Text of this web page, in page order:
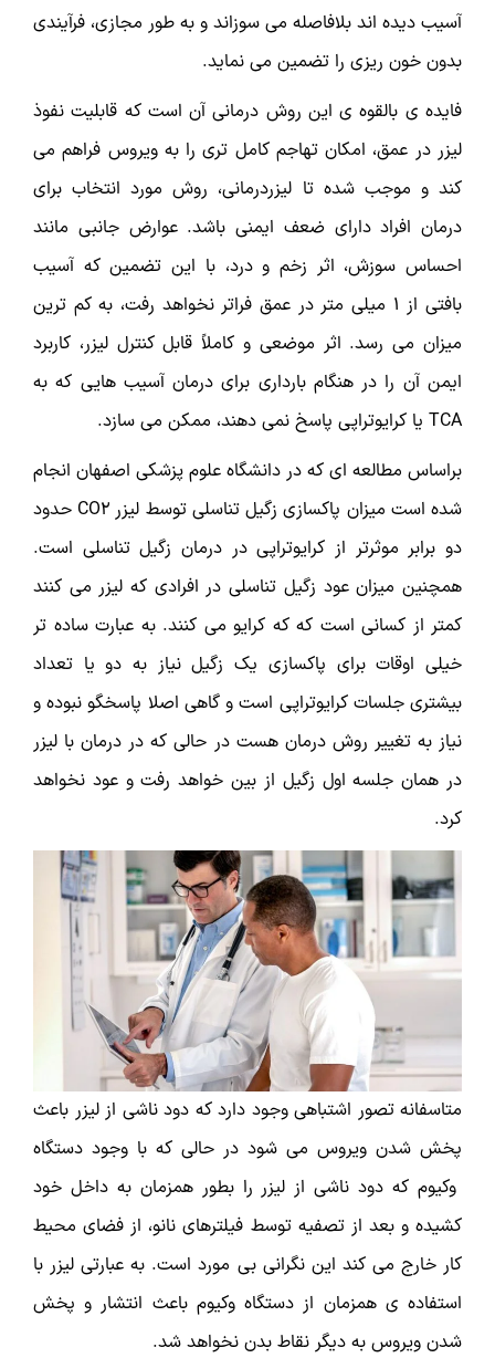
آسیب دیده اند بلافاصله می سوزاند و به طور مجازی، فرآیندی
بدون خون ریزی را تضمین می نماید.
فایده ی بالقوه ی این روش درمانی آن است که قابلیت نفوذ
لیزر در عمق، امکان تهاجم کامل تری را به ویروس فراهم می
کند و موجب شده تا لیزردرمانی، روش مورد انتخاب برای
درمان افراد دارای ضعف ایمنی باشد. عوارض جانبی مانند
احساس سوزش، اثر زخم و درد، با این تضمین که آسیب
بافتی از ۱ میلی متر در عمق فراتر نخواهد رفت، به کم ترین
میزان می رسد. اثر موضعی و کاملاً قابل کنترل لیزر، کاربرد
ایمن آن را در هنگام بارداری برای درمان آسیب هایی که به
TCA یا کرایوتراپی پاسخ نمی دهند، ممکن می سازد.
براساس مطالعه ای که در دانشگاه علوم پزشکی اصفهان انجام
شده است میزان پاکسازی زگیل تناسلی توسط لیزر CO2 حدود
دو برابر موثرتر از کرایوتراپی در درمان زگیل تناسلی است.
همچنین میزان عود زگیل تناسلی در افرادی که لیزر می کنند
کمتر از کسانی است که که کرایو می کنند. به عبارت ساده تر
خیلی اوقات برای پاکسازی یک زگیل نیاز به دو یا تعداد
بیشتری جلسات کرایوتراپی است و گاهی اصلا پاسخگو نبوده و
نیاز به تغییر روش درمان هست در حالی که در درمان با لیزر
در همان جلسه اول زگیل از بین خواهد رفت و عود نخواهد
کرد.
متاسفانه تصور اشتباهی وجود دارد که دود ناشی از لیزر باعث
پخش شدن ویروس می شود در حالی که با وجود دستگاه
وکیوم که دود ناشی از لیزر را بطور همزمان به داخل خود
کشیده و بعد از تصفیه توسط فیلترهای نانو، از فضای محیط
کار خارج می کند این نگرانی بی مورد است. به عبارتی لیزر با
استفاده ی همزمان از دستگاه وکیوم باعث انتشار و پخش
شدن ویروس به دیگر نقاط بدن نخواهد شد.